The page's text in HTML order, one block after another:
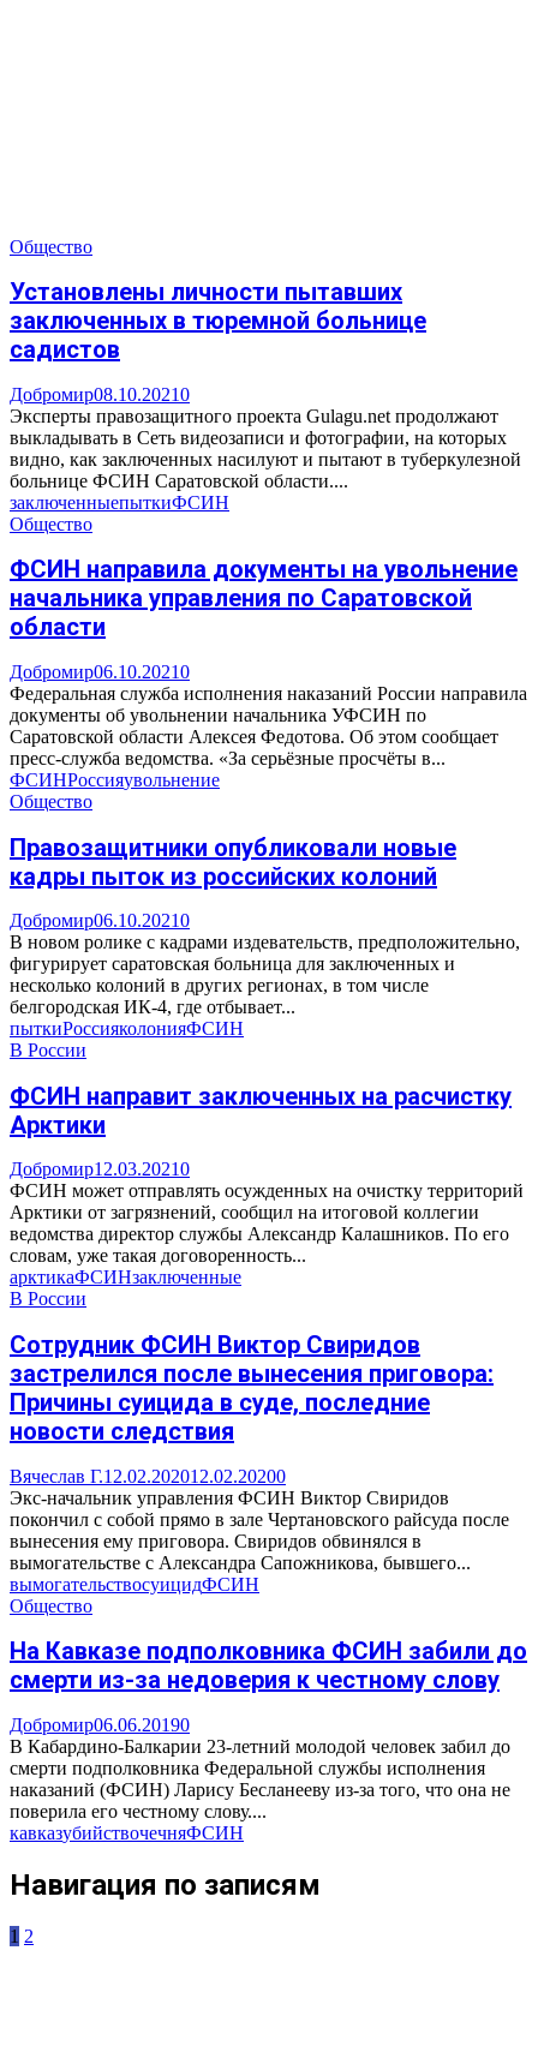
Общество
Установлены личности пытавших
заключенных в тюремной больнице
садистов
Добромир08.10.20210
Эксперты правозащитного проекта Gulagu.net продолжают
выкладывать в Сеть видеозаписи и фотографии, на которых
видно, как заключенных насилуют и пытают в туберкулезной
больнице ФСИН Саратовской области....
заключенныепыткиФСИН
Общество
ФСИН направила документы на увольнение
начальника управления по Саратовской
области
Добромир06.10.20210
Федеральная служба исполнения наказаний России направила
документы об увольнении начальника УФСИН по
Саратовской области Алексея Федотова. Об этом сообщает
пресс-служба ведомства. «За серьёзные просчёты в...
ФСИНРоссияувольнение
Общество
Правозащитники опубликовали новые
кадры пыток из российских колоний
Добромир06.10.20210
В новом ролике с кадрами издевательств, предположительно,
фигурирует саратовская больница для заключенных и
несколько колоний в других регионах, в том числе
белгородская ИК-4, где отбывает...
пыткиРоссияколонияФСИН
В России
ФСИН направит заключенных на расчистку
Арктики
Добромир12.03.20210
ФСИН может отправлять осужденных на очистку территорий
Арктики от загрязнений, сообщил на итоговой коллегии
ведомства директор службы Александр Калашников. По его
словам, уже такая договоренность...
арктикаФСИНзаключенные
В России
Сотрудник ФСИН Виктор Свиридов
застрелился после вынесения приговора:
Причины суицида в суде, последние
новости следствия
Вячеслав Г.12.02.202012.02.20200
Экс-начальник управления ФСИН Виктор Свиридов
покончил с собой прямо в зале Чертановского райсуда после
вынесения ему приговора. Свиридов обвинялся в
вымогательстве с Александра Сапожникова, бывшего...
вымогательствосуицидФСИН
Общество
На Кавказе подполковника ФСИН забили до
смерти из-за недоверия к честному слову
Добромир06.06.20190
В Кабардино-Балкарии 23-летний молодой человек забил до
смерти подполковника Федеральной службы исполнения
наказаний (ФСИН) Ларису Бесланееву из-за того, что она не
поверила его честному слову....
кавказубийствочечняФСИН
Навигация по записям
1 2